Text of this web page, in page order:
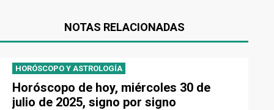
NOTAS RELACIONADAS
HORÓSCOPO Y ASTROLOGÍA
Horóscopo de hoy, miércoles 30 de
julio de 2025, signo por signo